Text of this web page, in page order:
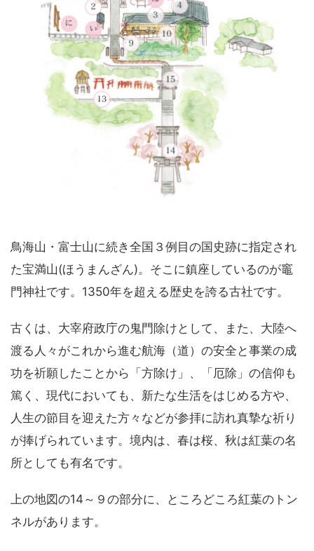
鳥海山・富士山に続き全国３例目の国史跡に指定され
た宝満山(ほうまんざん)。そこに鎮座しているのが竈
門神社です。1350年を超える歴史を誇る古社です。
古くは、大宰府政庁の鬼門除けとして、また、大陸へ
渡る人々がこれから進む航海（道）の安全と事業の成
功を祈願したことから「方除け」、「厄除」の信仰も
篤く、現代においても、新たな生活をはじめる方や、
人生の節目を迎えた方々などが参拝に訪れ真摯な祈り
が捧げられています。境内は、春は桜、秋は紅葉の名
所としても有名です。
上の地図の14～９の部分に、ところどころ紅葉のトン
ネルがあります。